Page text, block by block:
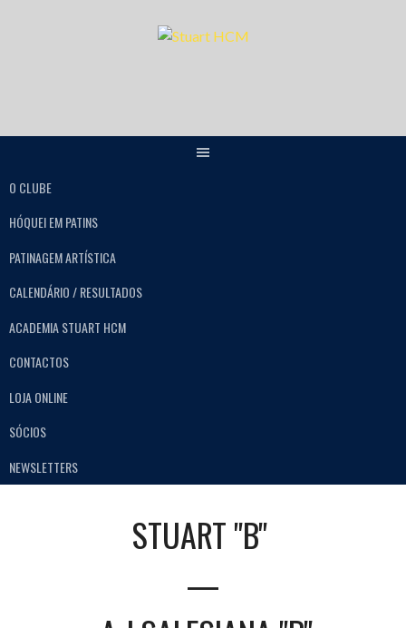
O CLUBE
HÓQUEI EM PATINS
PATINAGEM ARTÍSTICA
CALENDÁRIO / RESULTADOS
ACADEMIA STUART HCM
CONTACTOS
LOJA ONLINE
SÓCIOS
NEWSLETTERS
STUART "B"
—